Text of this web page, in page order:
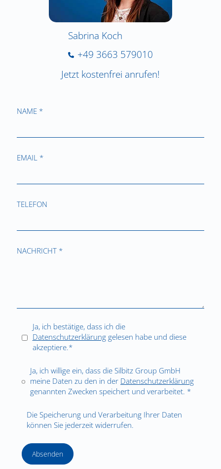
Sabrina Koch
+49 3663 579010
Jetzt kostenfrei anrufen!
NAME *
EMAIL *
TELEFON
NACHRICHT *
Ja, ich bestätige, dass ich die
Datenschutzerklärunggelesen habe und diese
akzeptiere.*
Ja, ich willige ein, dass die Silbitz Group GmbH
meine Daten zu den in der Datenschutzerklärung
genannten Zwecken speichert und verarbeitet. *
Die Speicherung und Verarbeitung Ihrer Daten
können Sie jederzeit widerrufen.
Absenden